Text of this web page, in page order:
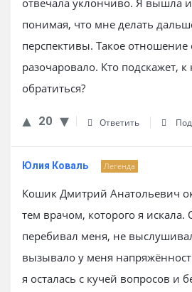
отвечала уклончиво. Я вышла
понимая, что мне делать
перспективы. Такое отношение
разочаровало. Кто подскажет,
обратиться?
20 Ответить
Юлия Коваль Легенда
Кошик Дмитрий Анатольевич
тем врачом, которого я искала.
перебивал меня, не
вызывало у меня
я осталась с кучей вопросов и